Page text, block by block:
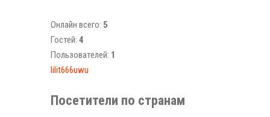
Онлайн всего: 5
Гостей: 4
Пользователей: 1
lilit666uwu
Посетители по странам